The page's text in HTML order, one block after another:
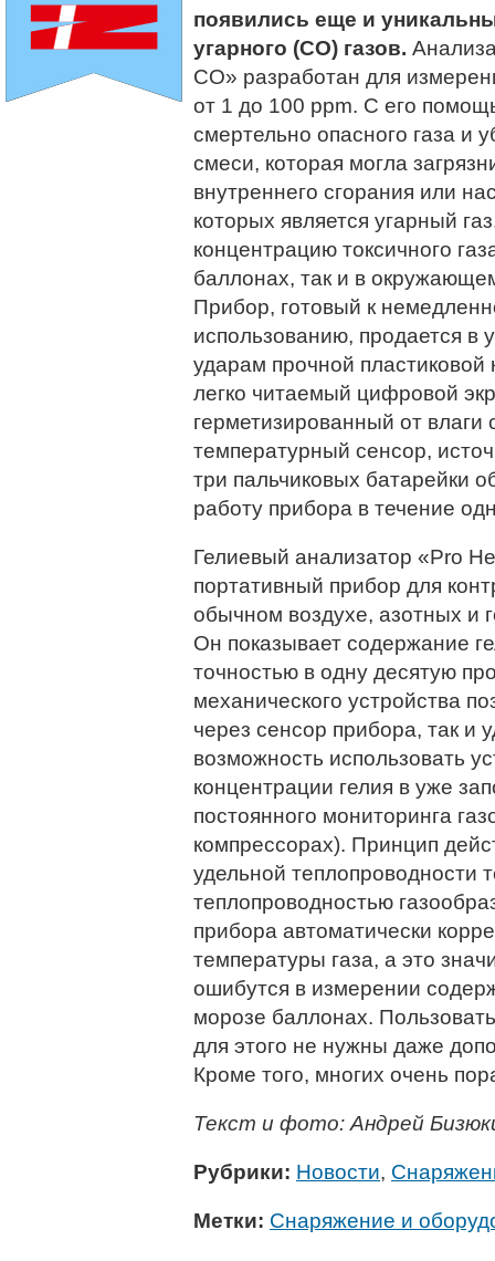
появились еще и
угарного (CO) газов.
CO» разработан для
от 1 до 100 ppm. С его
смертельно опасного газа и
смеси, которая могла
внутреннего сгорания или
которых является угарный
концентрацию токсичного
баллонах, так и в
Прибор, готовый к
использованию, продается в
ударам прочной пластиковой
легко читаемый цифровой
герметизированный от влаги
температурный сенсор,
три пальчиковых батарейки
работу прибора в течение
Гелиевый анализатор «Pro
портативный прибор для
обычном воздухе, азотных и
Он показывает содержание
точностью в одну десятую
механического устройства
через сенсор прибора, так и
возможность использовать
концентрации гелия в уже
постоянного мониторинга
компрессорах). Принцип
удельной теплопроводности
теплопроводностью
прибора автоматически
температуры газа, а это
ошибутся в измерении
морозе баллонах.
для этого не нужны даже
Кроме того, многих очень
Текст и фото: Андрей
Рубрики: Новости,
Метки: Снаряжение и